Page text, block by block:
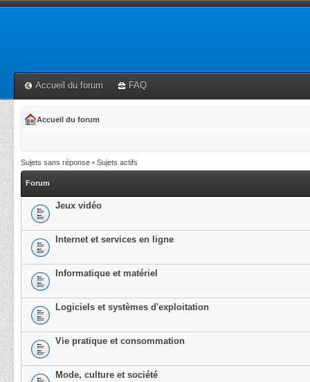
Accueil du forum FAQ
Accueil du forum
Sujets sans réponse • Sujets actifs
Forum
Jeux vidéo
Internet et services en ligne
Informatique et matériel
Logiciels et systèmes d'exploitation
Vie pratique et consommation
Mode, culture et société